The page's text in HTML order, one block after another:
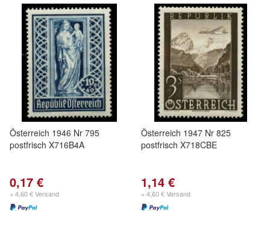
Österreich 1946 Nr 795
postfrisch X716B4A
0,17 €
+ 4,60 € Versand
Österreich 1947 Nr 825
postfrisch X718CBE
1,14 €
+ 4,60 € Versand